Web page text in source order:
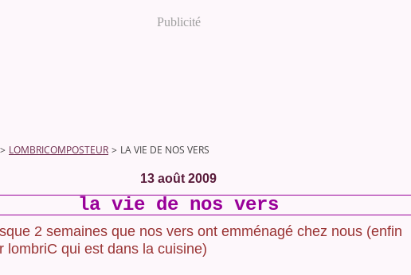
Publicité
> LOMBRICOMPOSTEUR > LA VIE DE NOS VERS
13 août 2009
la vie de nos vers
2 semaines que nos vers ont emménagé chez nous (enfin
lombriC qui est dans la cuisine)